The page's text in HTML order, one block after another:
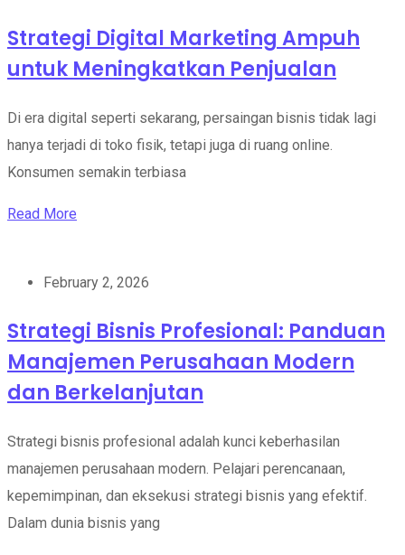
Strategi Digital Marketing Ampuh
untuk Meningkatkan Penjualan
Di era digital seperti sekarang, persaingan bisnis tidak lagi
hanya terjadi di toko fisik, tetapi juga di ruang online.
Konsumen semakin terbiasa
Read More
February 2, 2026
Strategi Bisnis Profesional: Panduan
Manajemen Perusahaan Modern
dan Berkelanjutan
Strategi bisnis profesional adalah kunci keberhasilan
manajemen perusahaan modern. Pelajari perencanaan,
kepemimpinan, dan eksekusi strategi bisnis yang efektif.
Dalam dunia bisnis yang